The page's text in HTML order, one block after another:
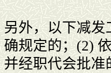
另外，以下减发
确规定的；(2)
并经职代会批准